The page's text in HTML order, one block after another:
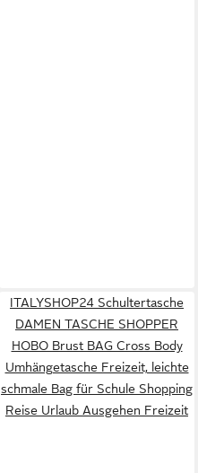
ITALYSHOP24 Schultertasche
DAMEN TASCHE SHOPPER
HOBO Brust BAG Cross Body
Umhängetasche Freizeit, leichte
schmale Bag für Schule Shopping
Reise Urlaub Ausgehen Freizeit